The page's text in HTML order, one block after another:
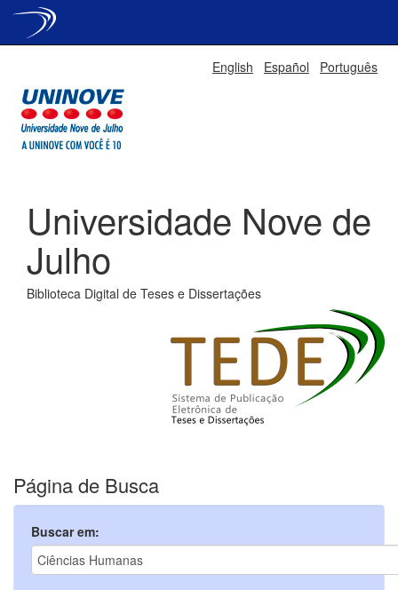
English Español Português
Universidade Nove de
Julho
Biblioteca Digital de Teses e Dissertações
Página de Busca
Buscar em: